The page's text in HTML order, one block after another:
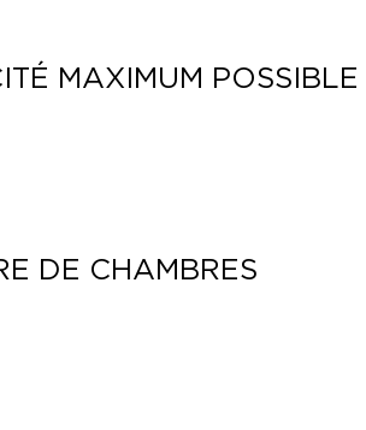
MAXIMUM POSSIBLE
DE CHAMBRES